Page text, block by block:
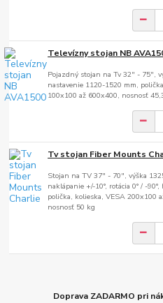
Televízny stojan NB
Pojazdný stojan na Tv 32" - 75",
nastavenie 1120-1520 mm,
100x100 až 600x400, nosnosť
Tv stojan Fiber Mounts
Stojan na TV 37" - 70", výška
naklápanie +/-10°, rotácia 0° / -
polička, kolieska, VESA 200x100
nosnosť 50 kg
Doprava ZADARMO pri